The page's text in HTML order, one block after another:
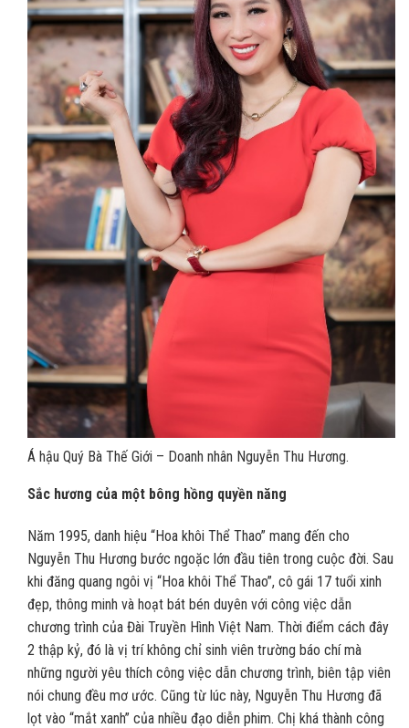
Á hậu Quý Bà Thế Giới – Doanh nhân Nguyễn Thu Hương.
Sắc hương của một bông hồng quyền năng
Năm 1995, danh hiệu “Hoa khôi Thể Thao” mang đến cho
Nguyễn Thu Hương bước ngoặc lớn đầu tiên trong cuộc đời. Sau
khi đăng quang ngôi vị “Hoa khôi Thể Thao”, cô gái 17 tuổi xinh
đẹp, thông minh và hoạt bát bén duyên với công việc dẫn
chương trình của Đài Truyền Hình Việt Nam. Thời điểm cách đây
2 thập kỷ, đó là vị trí không chỉ sinh viên trường báo chí mà
những người yêu thích công việc dẫn chương trình, biên tập viên
nói chung đều mơ ước. Cũng từ lúc này, Nguyễn Thu Hương đã
lọt vào “mắt xanh” của nhiều đạo diễn phim. Chị khá thành công